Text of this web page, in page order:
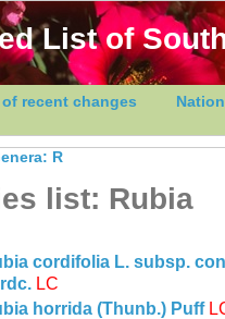
List of
of recent changes
R
list: Rubia
cordifolia L. subsp.
LC
horrida (Thunb.) Puff